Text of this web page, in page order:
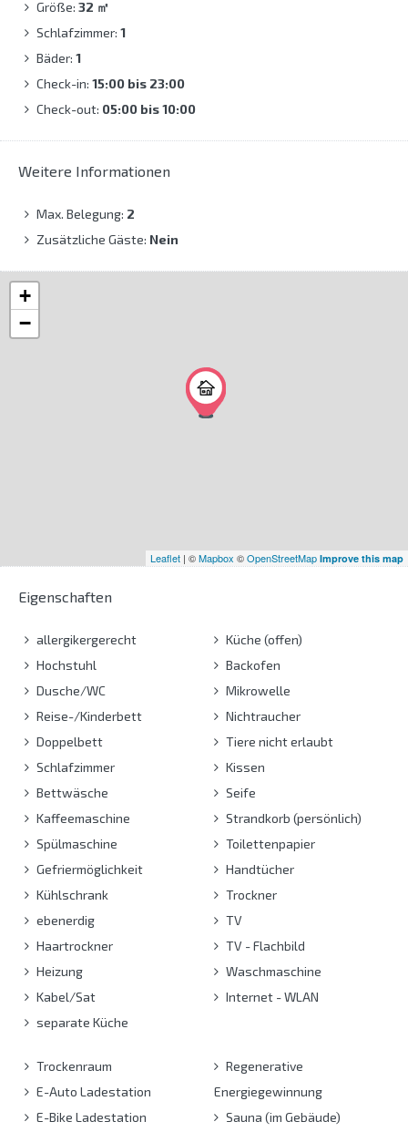
Größe: 32 ㎡
Schlafzimmer: 1
Bäder: 1
Check-in: 15:00 bis 23:00
Check-out: 05:00 bis 10:00
Weitere Informationen
Max. Belegung: 2
Zusätzliche Gäste: Nein
+
−
Leaflet | ©Mapbox ©OpenStreetMap Improve this map
Eigenschaften
allergikergerecht
Hochstuhl
Dusche/WC
Reise-/Kinderbett
Doppelbett
Schlafzimmer
Bettwäsche
Kaffeemaschine
Spülmaschine
Gefriermöglichkeit
Kühlschrank
ebenerdig
Haartrockner
Heizung
Kabel/Sat
separate Küche
Küche (offen)
Backofen
Mikrowelle
Nichtraucher
Tiere nicht erlaubt
Kissen
Seife
Strandkorb (persönlich)
Toilettenpapier
Handtücher
Trockner
TV
TV - Flachbild
Waschmaschine
Internet - WLAN
Trockenraum
E-Auto Ladestation
E-Bike Ladestation
Regenerative
Energiegewinnung
Sauna (im Gebäude)